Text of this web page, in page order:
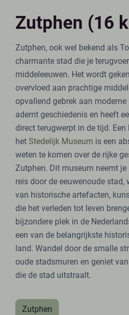
Zutphen (16
Zutphen, ook wel bekend als
charmante stad die je
middeleeuwen. Het wordt
overvloed aan prachtige
opvallend gebrek aan
ademt geschiedenis en heeft
direct terugwerpt in de tijd. Een
het Stedelijk Museum is een
weten te komen over de rijke
Zutphen. Dit museum neemt je
reis door de eeuwenoude stad,
van historische artefacten,
die het verleden tot leven
bijzondere plek in de
een van de belangrijkste
land. Wandel door de smalle
oude stadsmuren en geniet
die de stad uitstraalt.
Zutphen